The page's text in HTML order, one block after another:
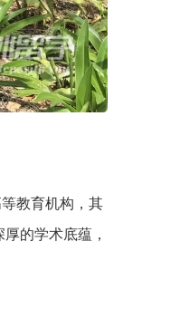
教育机构，其
的学术底蕴，